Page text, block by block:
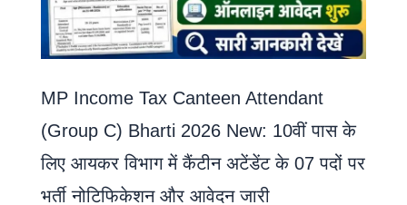
MP Income Tax Canteen Attendant
(Group C) Bharti 2026 New: 10वीं पास के
लिए आयकर विभाग में कैंटीन अटेंडेंट के 07 पदों पर
भर्ती नोटिफिकेशन और आवेदन जारी